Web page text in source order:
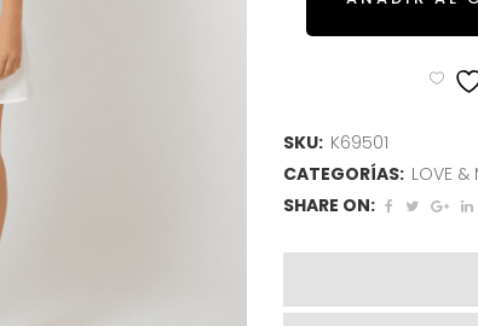
SKU: K69501
CATEGORÍAS: LOVE &
SHARE ON: